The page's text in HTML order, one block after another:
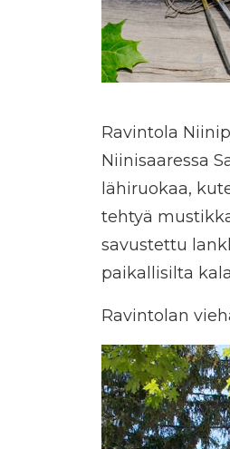
Ravintola
Niinisaaressa
lähiruokaa,
tehtyä
savustettu
paikallisilta
Ravintolan